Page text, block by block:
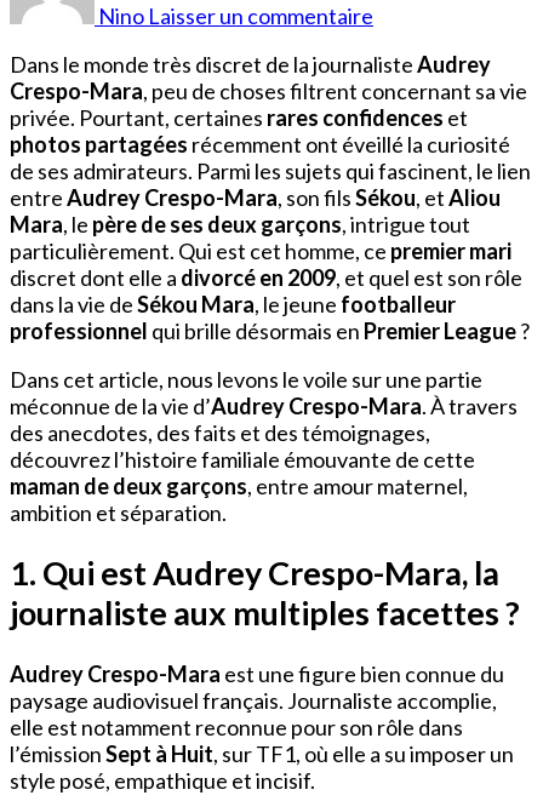
Nino Laisser un commentaire
Père
De
Sékou
Dans le monde très discret de la journalisteAudrey
Crespo-Mara, peu de choses filtrent concernant sa vie
privée. Pourtant, certaines rares confidences et
photos partagées récemment ont éveillé la curiosité
de ses admirateurs. Parmi les sujets qui fascinent, le lien
entreAudrey Crespo-Mara, son filsSékou, etAliou
Mara, le père de ses deux garçons, intrigue tout
particulièrement. Qui est cet homme, ce premier mari
discret dont elle a divorcé en 2009, et quel est son rôle
dans la vie deSékou Mara, le jeune footballeur
professionnel qui brille désormais en Premier League?
Dans cet article, nous levons le voile sur une partie
méconnue de la vie d’Audrey Crespo-Mara. À travers
des anecdotes, des faits et des témoignages,
découvrez l’histoire familiale émouvante de cette
maman de deux garçons, entre amour maternel,
ambition et séparation.
1. Qui est Audrey Crespo-Mara, la
journaliste aux multiples facettes ?
Audrey Crespo-Mara est une figure bien connue du
paysage audiovisuel français. Journaliste accomplie,
elle est notamment reconnue pour son rôle dans
l’émissionSept à Huit, sur TF1, où elle a su imposer un
style posé, empathique et incisif.